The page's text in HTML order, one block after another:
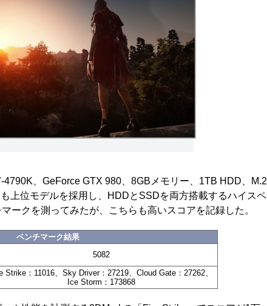
、GeForce GTX 980、8GBメモリー、1TB HDD、M.2
上位モデルを採用し、HDDとSSDを両方搭載するハイスペ
ークを測ってみたが、こちらも高いスコアを記録した。
ベンチマーク結果
5082
Strike：11016、Sky Driver：27219、Cloud Gate：27262、
Ice Storm：173868